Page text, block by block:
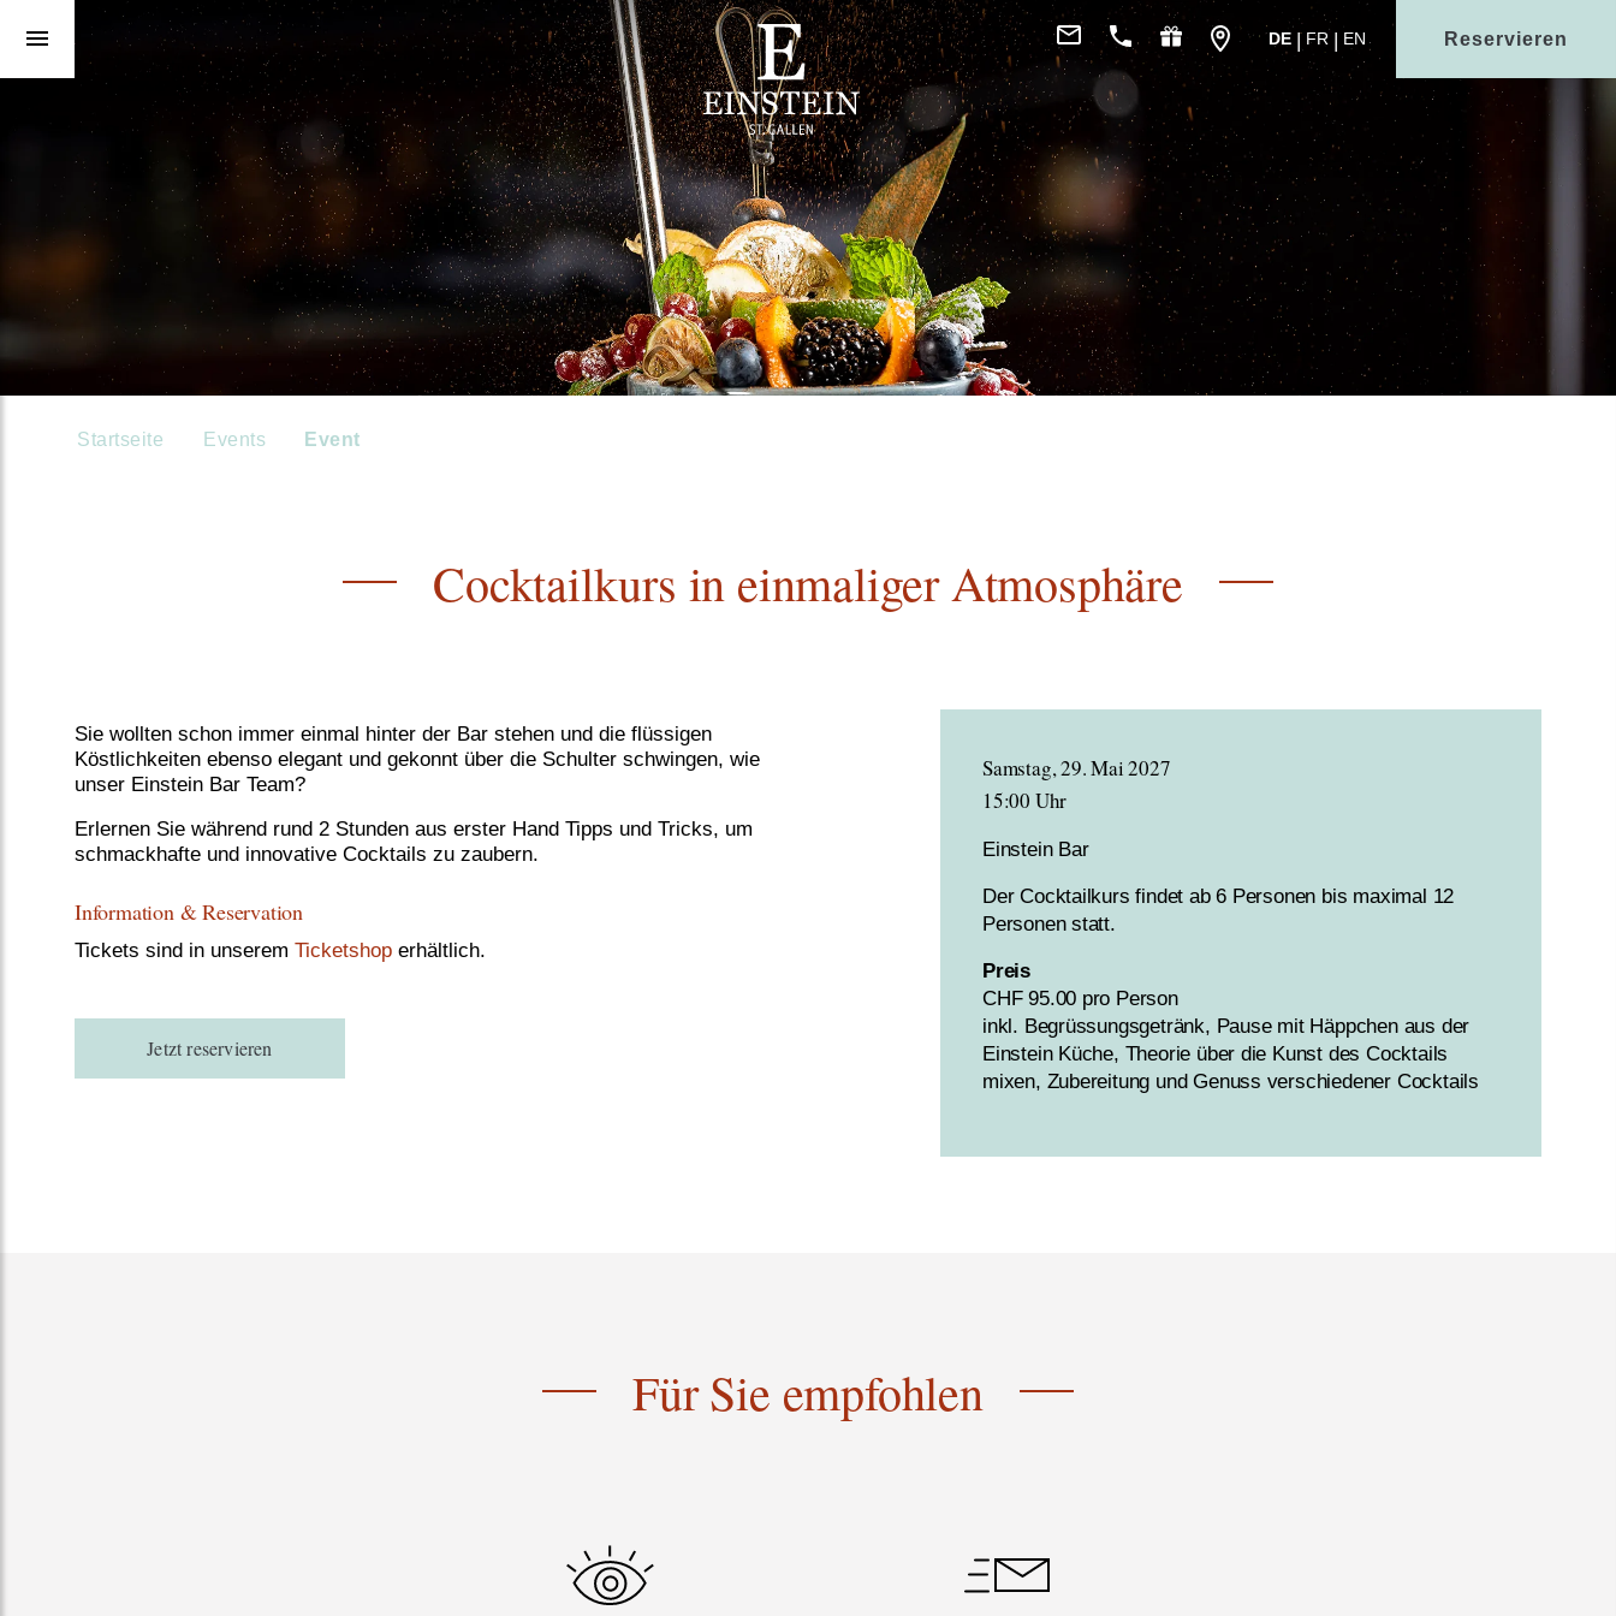
DE FR EN Reservieren
Startseite Events Event
Cocktailkurs in einmaliger Atmosphäre
Sie wollten schon immer einmal hinter der Bar stehen und die flüssigen
Köstlichkeiten ebenso elegant und gekonnt über die Schulter schwingen, wie
unser Einstein Bar Team?
Erlernen Sie während rund 2 Stunden aus erster Hand Tipps und Tricks, um
schmackhafte und innovative Cocktails zu zaubern.
Information & Reservation
Tickets sind in unserem Ticketshop erhältlich.
Jetzt reservieren
Samstag, 29. Mai 2027
15:00 Uhr
Einstein Bar
Der Cocktailkurs findet ab 6 Personen bis maximal 12
Personen statt.
Preis
CHF 95.00 pro Person
inkl. Begrüssungsgetränk, Pause mit Häppchen aus der
Einstein Küche, Theorie über die Kunst des Cocktails
mixen, Zubereitung und Genuss verschiedener Cocktails
Für Sie empfohlen